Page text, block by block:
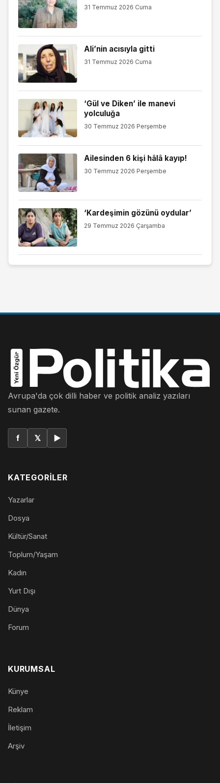
31 Temmuz 2026 Cuma
Ali’nin acısıyla gitti
31 Temmuz 2026 Cuma
‘Gül ve Diken’ ile manevi
yolculuğa
30 Temmuz 2026 Perşembe
Ailesinden 6 kişi hâlâ kayıp!
30 Temmuz 2026 Perşembe
‘Kardeşimin gözünü oydular’
29 Temmuz 2026 Çarşamba
Avrupa'da çok dilli haber ve politik analiz yazıları
sunan gazete.
f 𝕏 ▶
KATEGORILER
Yazarlar
Dosya
Kültür/Sanat
Toplum/Yaşam
Kadın
Yurt Dışı
Dünya
Forum
KURUMSAL
Künye
Reklam
İletişim
Arşiv